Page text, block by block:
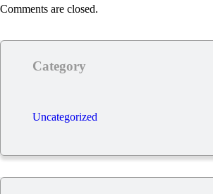
Comments are closed.
Category
Uncategorized